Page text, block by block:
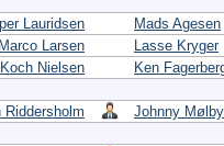
Lauridsen
Mads Agesen
Marco Larsen
Lasse Kryger
Nielsen Ken
Riddersholm Johnny Mølby